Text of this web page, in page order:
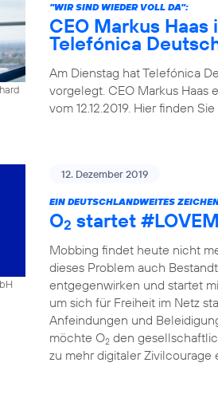
"WIR SIND WIEDER VOLL DA":
CEO Markus
Telefónica
Am Dienstag hat Telefónica
vorgelegt. CEO Markus Haas
vom 12.12.2019. Hier finden
12. Dezember 2019
EIN DEUTSCHLANDWEITES
O2 startet
Mobbing findet heute nicht
dieses Problem auch
entgegenwirken und startet
um sich für Freiheit im Netz
Anfeindungen und
möchte O2 den
zu mehr digitaler Zivilcourage